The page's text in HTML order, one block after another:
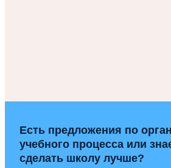
Есть предложения по
учебного процесса или
сделать школу лучше?